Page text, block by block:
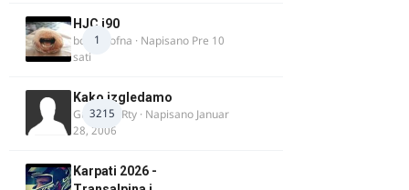
1
HJC i90
bobi_krofna · Napisano Pre 10
sati
3215
Kako izgledamo
Guest diRRty · Napisano Januar
28, 2006
Karpati 2026 -